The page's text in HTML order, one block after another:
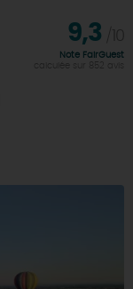
9,3
Note FairGuest